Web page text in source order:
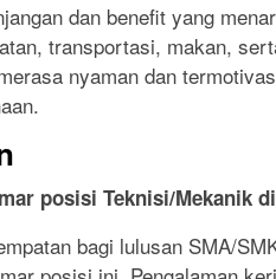
dan benefit yang
transportasi, makan,
nyaman dan
posisi Teknisi/Mekanik
bagi lulusan SMA/